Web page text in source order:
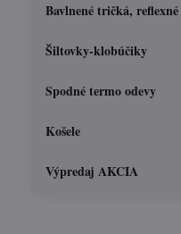
Bavlnené tričká, reflexné
Šiltovky-klobúčiky
Spodné termo odevy
Košele
Výpredaj AKCIA